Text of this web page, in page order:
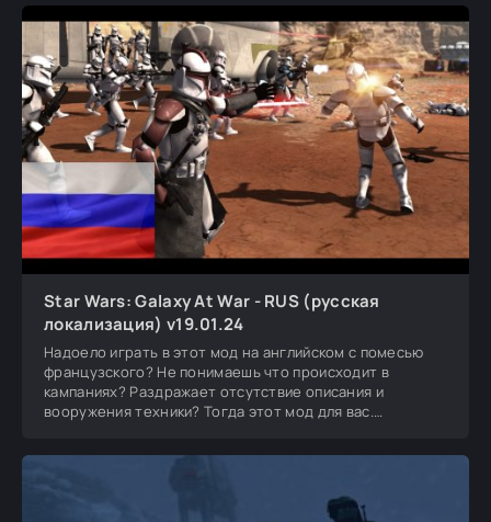
Star Wars: Galaxy At War - RUS (русская
локализация) v19.01.24
Надоело играть в этот мод на английском с помесью
французского? Не понимаешь что происходит в
кампаниях? Раздражает отсутствие описания и
вооружения техники? Тогда этот мод для вас.